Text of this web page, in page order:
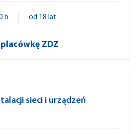
h od 18 lat
ZDZ
sieci i urządzeń